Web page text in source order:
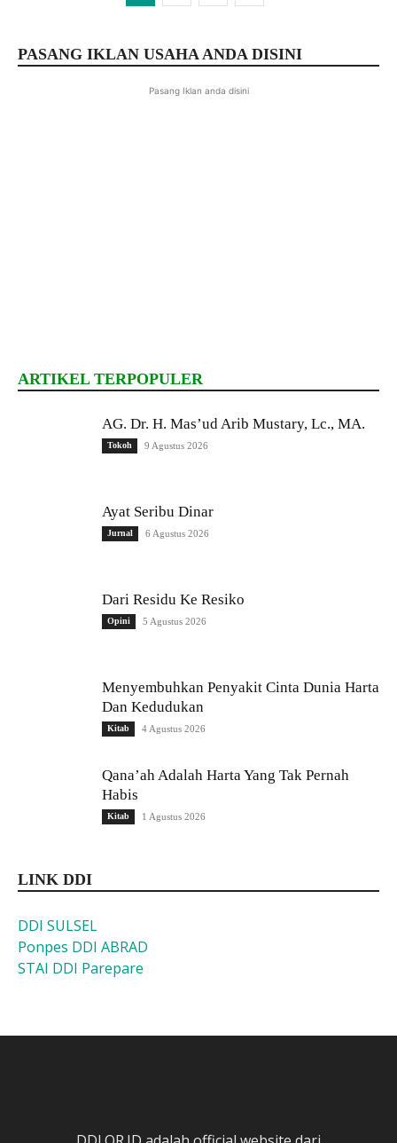
PASANG IKLAN USAHA ANDA DISINI
Pasang Iklan anda disini
ARTIKEL TERPOPULER
AG. Dr. H. Mas’ud Arib Mustary, Lc., MA.
Tokoh 9 Agustus 2026
Ayat Seribu Dinar
Jurnal 6 Agustus 2026
Dari Residu Ke Resiko
Opini 5 Agustus 2026
Menyembuhkan Penyakit Cinta Dunia Harta
Dan Kedudukan
Kitab 4 Agustus 2026
Qana’ah Adalah Harta Yang Tak Pernah
Habis
Kitab 1 Agustus 2026
LINK DDI
DDI SULSEL
Ponpes DDI ABRAD
STAI DDI Parepare